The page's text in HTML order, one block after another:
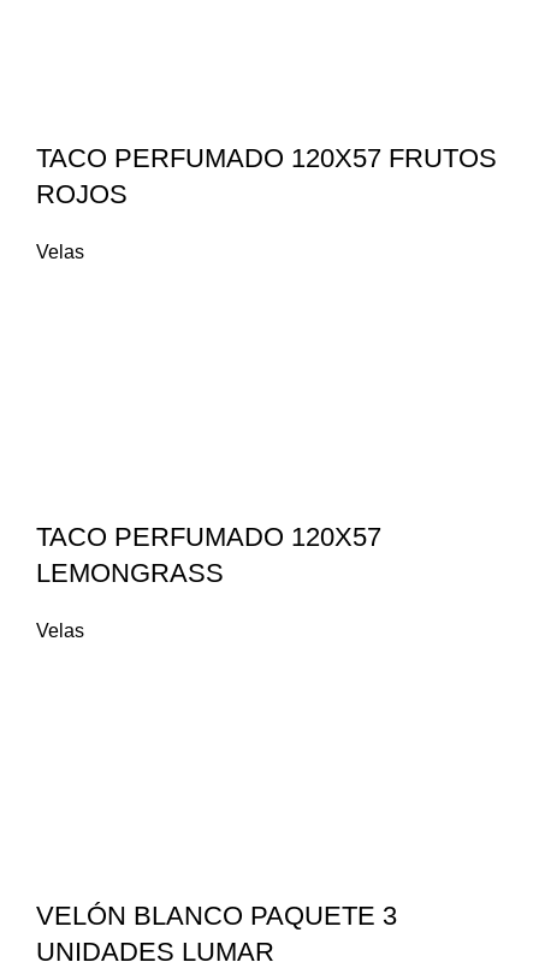
TACO PERFUMADO 120X57 FRUTOS
ROJOS
Velas
TACO PERFUMADO 120X57
LEMONGRASS
Velas
VELÓN BLANCO PAQUETE 3
UNIDADES LUMAR